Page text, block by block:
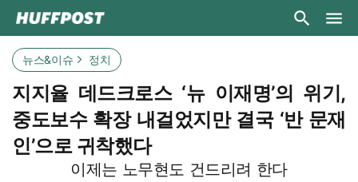
뉴스&이슈 정치
지지율 데드크로스 ‘뉴 이재명’의 위기,
중도보수 확장 내걸었지만 결국 ‘반 문재
인’으로 귀착했다
이제는 노무현도 건드리려 한다